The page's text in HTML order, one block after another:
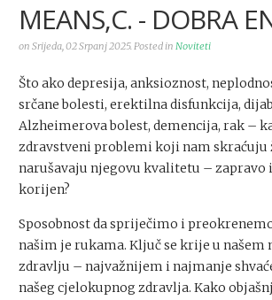
MEANS,C. - DOBRA
on Srijeda, 02 Srpanj 2025. Posted in Noviteti
Što ako depresija, anksioznost,
srčane bolesti, erektilna disfunkcija,
Alzheimerova bolest, demencija, rak –
zdravstveni problemi koji nam skraćuju
narušavaju njegovu kvalitetu –
korijen?
Sposobnost da spriječimo i
našim je rukama. Ključ se krije u
zdravlju – najvažnijem i najmanje
našeg cjelokupnog zdravlja. Kako